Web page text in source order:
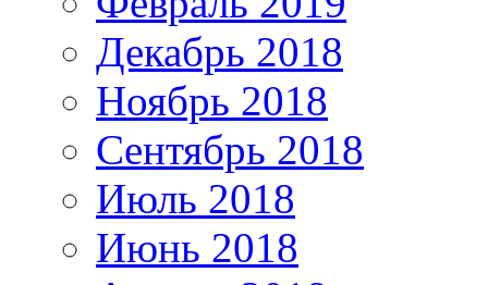
Декабрь 2018
Ноябрь 2018
Сентябрь 2018
Июль 2018
Июнь 2018